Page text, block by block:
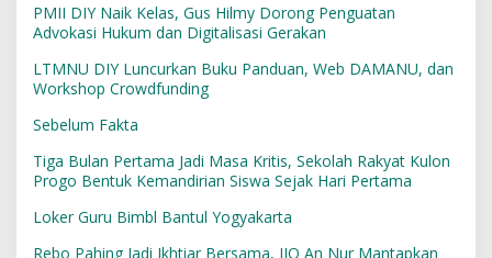
PMII DIY Naik Kelas, Gus Hilmy Dorong Penguatan
Advokasi Hukum dan Digitalisasi Gerakan
LTMNU DIY Luncurkan Buku Panduan, Web DAMANU, dan
Workshop Crowdfunding
Sebelum Fakta
Tiga Bulan Pertama Jadi Masa Kritis, Sekolah Rakyat Kulon
Progo Bentuk Kemandirian Siswa Sejak Hari Pertama
Loker Guru Bimbl Bantul Yogyakarta
Rebo Pahing Jadi Ikhtiar Bersama, IIQ An Nur Mantapkan